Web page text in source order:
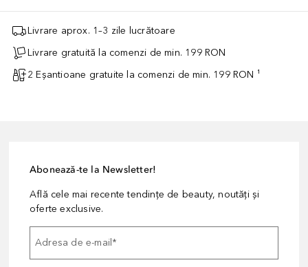
Livrare aprox. 1–3 zile lucrătoare
Livrare gratuită la comenzi de min. 199 RON
2 Eșantioane gratuite la comenzi de min. 199 RON ¹
Abonează-te la Newsletter!
Află cele mai recente tendințe de beauty, noutăți și
oferte exclusive.
Adresa de e-mail*